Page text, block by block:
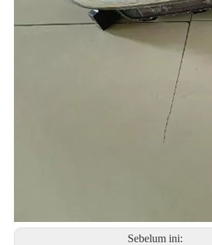
Sebelum ini: